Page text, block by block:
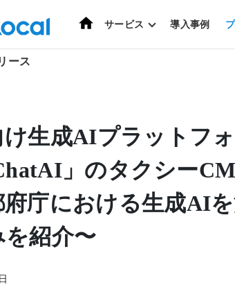
ホーム
サービス 導入事例
ース
け生成AIプラットフ
」のタクシー
府庁における生成AI
を紹介〜